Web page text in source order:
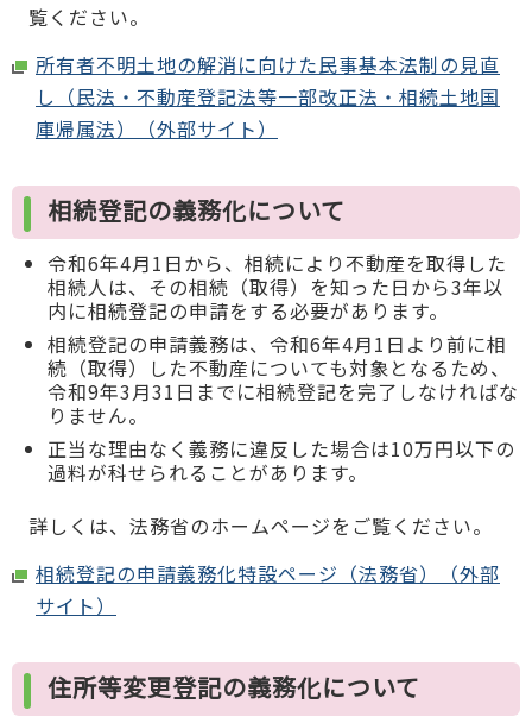
覧ください。
所有者不明土地の解消に向けた民事基本法制の見直
し（民法・不動産登記法等一部改正法・相続土地国
庫帰属法）（外部サイト）
相続登記の義務化について
令和6年4月1日から、相続により不動産を取得した
相続人は、その相続（取得）を知った日から3年以
内に相続登記の申請をする必要があります。
相続登記の申請義務は、令和6年4月1日より前に相
続（取得）した不動産についても対象となるため、
令和9年3月31日までに相続登記を完了しなければな
りません。
正当な理由なく義務に違反した場合は10万円以下の
過料が科せられることがあります。
詳しくは、法務省のホームページをご覧ください。
相続登記の申請義務化特設ページ（法務省）（外部
サイト）
住所等変更登記の義務化について